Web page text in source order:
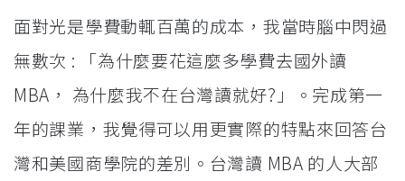
面對光是學費動輒百萬的成本，我當時腦中閃過
無數次 : 「為什麼要花這麼多學費去國外讀
MBA， 為什麼我不在台灣讀就好?」。完成第一
年的課業，我覺得可以用更實際的特點來回答台
灣和美國商學院的差別。台灣讀 MBA 的人大部